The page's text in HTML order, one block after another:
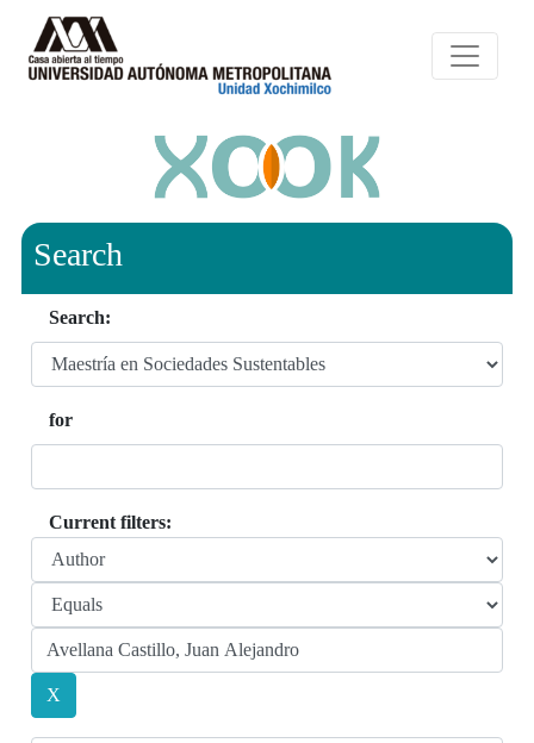
Search
Search:
for
Current filters: